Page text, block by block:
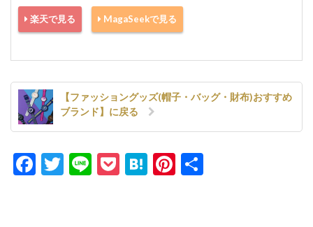
楽天で見る MagaSeekで見る
【ファッショングッズ(帽子・バッグ・財布)おすすめ
ブランド】に戻る
Facebook
Twitter
LinePocket
HatenaPinterest